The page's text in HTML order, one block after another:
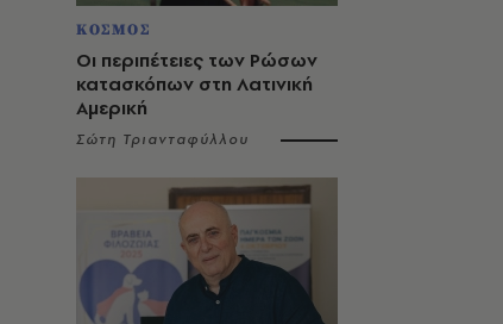
ΚΟΣΜΟΣ
Οι περιπέτειες των Ρώσων
κατασκόπων στη Λατινική
Αμερική
Σώτη Τριανταφύλλου